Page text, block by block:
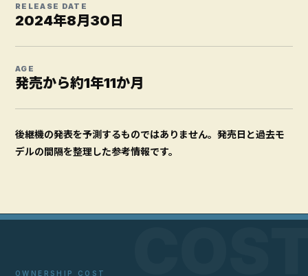
RELEASE DATE
2024年8月30日
AGE
発売から約1年11か月
後継機の発表を予測するものではありません。発売日と過去モ
デルの間隔を整理した参考情報です。
OWNERSHIP COST